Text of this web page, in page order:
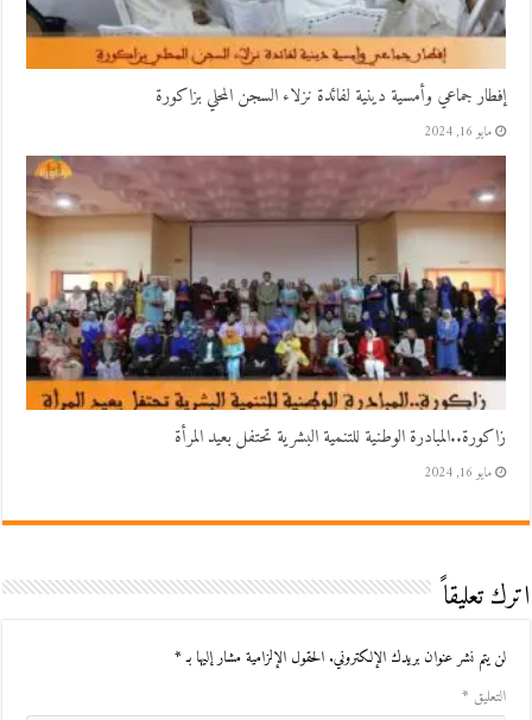
إفطار جماعي وأمسية دينية لفائدة نزلاء السجن المحلي بزاكورة
مايو 16, 2024
زاكورة..المبادرة الوطنية للتنمية البشرية تحتفل بعيد المرأة
مايو 16, 2024
اترك تعليقاً
لن يتم نشر عنوان بريدك الإلكتروني. الحقول الإلزامية مشار إليها بـ*
التعليق *